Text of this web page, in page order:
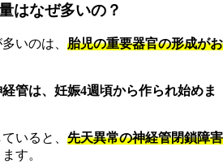
はなぜ多いの？
いのは、 胎児の重要器官の形成がお
経管は、妊娠4週頃から作られ始めま
いると、 先天異常の神経管閉鎖障害
す。